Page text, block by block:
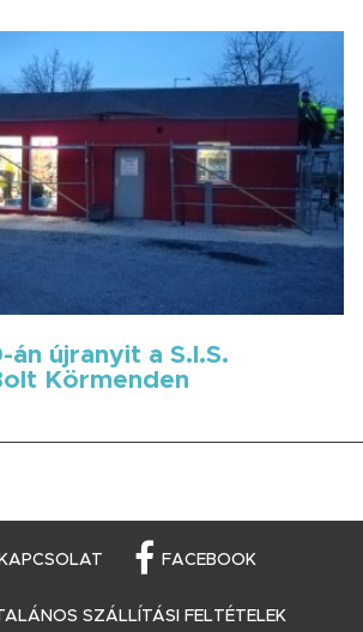
újranyit a S.I.S.
Körmenden
KAPCSOLAT FACEBOOK
SZÁLLÍTÁSI FELTÉTELEK